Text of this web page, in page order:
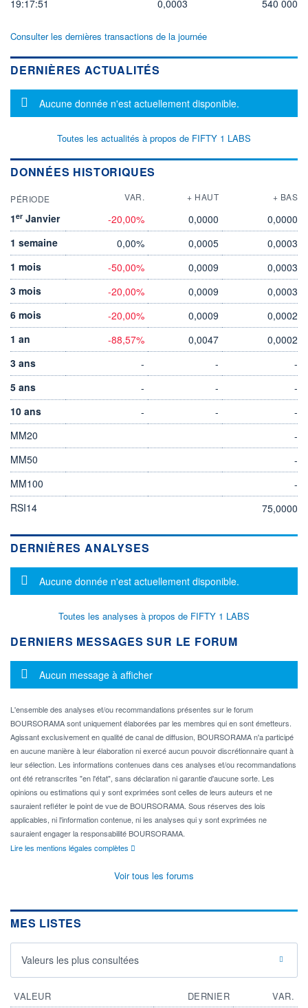
19:17:51 0,0003 540 000
Consulter les dernières transactions de la journée
DERNIÈRES ACTUALITÉS
Message d'information
Aucune donnée n'est actuellement disponible.
Toutes les actualités à propos de FIFTY 1 LABS
DONNÉES HISTORIQUES
PÉRIODE VAR. + HAUT + BAS
1er Janvier -20,00% 0,0000
0,0000
1 semaine
0,00% 0,0005
0,0003
1 mois
-50,00% 0,0009
0,0003
3 mois
-20,00% 0,0009
0,0003
6 mois
-20,00% 0,0009
0,0002
1 an
-88,57% 0,0047
0,0002
3 ans
- -
-
5 ans
- -
-
10 ans
- -
-
MM20
-
MM50
-
MM100
-
RSI14
75,0000
DERNIÈRES ANALYSES
Message d'information
Aucune donnée n'est actuellement disponible.
Toutes les analyses à propos de FIFTY 1 LABS
DERNIERS MESSAGES SUR LE FORUM
Message d'information
Aucun message à afficher
L'ensemble des analyses et/ou recommandations présentes sur le forum
BOURSORAMA sont uniquement élaborées par les membres qui en sont émetteurs.
Agissant exclusivement en qualité de canal de diffusion, BOURSORAMA n'a participé
en aucune manière à leur élaboration ni exercé aucun pouvoir discrétionnaire quant à
leur sélection. Les informations contenues dans ces analyses et/ou recommandations
ont été retranscrites "en l'état", sans déclaration ni garantie d'aucune sorte. Les
opinions ou estimations qui y sont exprimées sont celles de leurs auteurs et ne
sauraient refléter le point de vue de BOURSORAMA. Sous réserves des lois
applicables, ni l'information contenue, ni les analyses qui y sont exprimées ne
sauraient engager la responsabilité BOURSORAMA.
Lire les mentions légales complètes
Voir tous les forums
MES LISTES
Valeurs les plus consultées
VALEUR DERNIER
VAR.